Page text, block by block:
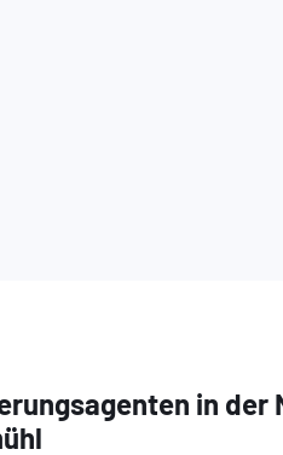
in der